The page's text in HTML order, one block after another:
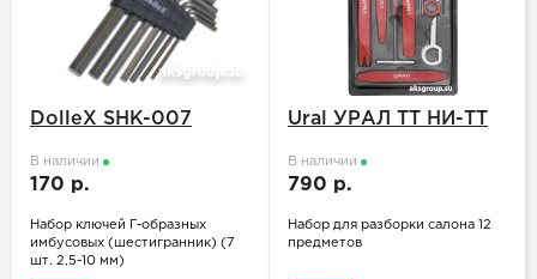
DolleX SHK-007
В наличии
170 р.
Набор ключей Г-образных
имбусовых (шестигранник) (7
шт. 2,5-10 мм)
Ural УРАЛ ТТ НИ-ТТ
В наличии
790 р.
Набор для разборки салона 12
предметов